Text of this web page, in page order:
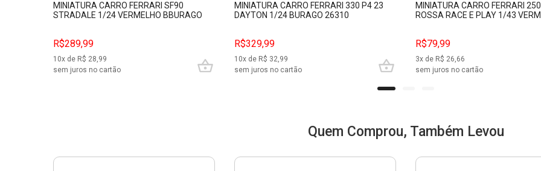
MINIATURA CARRO FERRARI SF90
STRADALE 1/24 VERMELHO BBURAGO
R$289,99
10x de R$ 28,99
sem juros no cartão
MINIATURA CARRO FERRARI 330 P4 23
DAYTON 1/24 BURAGO 26310
R$329,99
10x de R$ 32,99
sem juros no cartão
MINIATURA CARRO FERRARI
ROSSA RACE E PLAY 1/43
R$79,99
3x de R$ 26,66
sem juros no cartão
Quem Comprou, Também Levou